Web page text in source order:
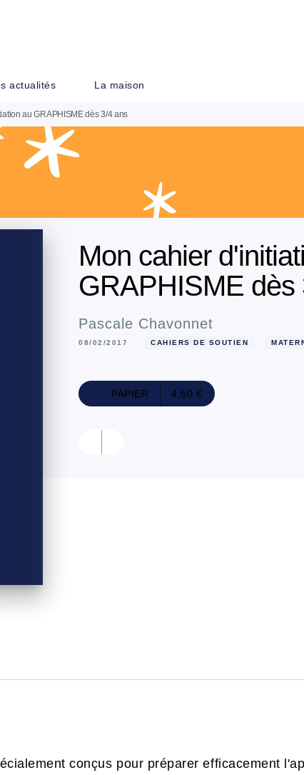
actualités La maison
au GRAPHISME dès 3/4 ans
Mon cahier
GRAPHISME dès
Pascale Chavonnet
08/02/2017 CAHIERS DE SOUTIEN
PAPIER 4,50 €
conçus pour préparer efficacement